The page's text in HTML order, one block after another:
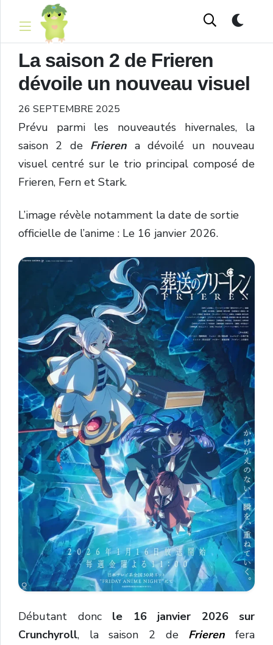
La saison 2 de Frieren
dévoile un nouveau visuel
26 SEPTEMBRE 2025
Prévu parmi les nouveautés hivernales, la
saison 2 de Frieren a dévoilé un nouveau
visuel centré sur le trio principal composé de
Frieren, Fern et Stark.
L’image révèle notamment la date de sortie
officielle de l’anime : Le 16 janvier 2026.
Débutant donc le 16 janvier 2026 sur
Crunchyroll, la saison 2 de Frieren fera